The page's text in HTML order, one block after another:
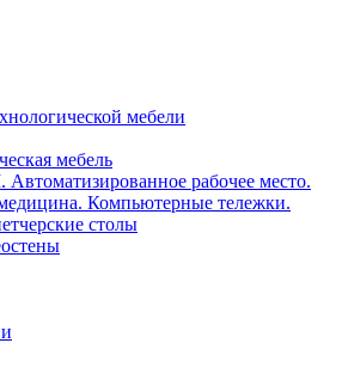
мебели
мебель
рабочее место.
Компьютерные тележки.
столы